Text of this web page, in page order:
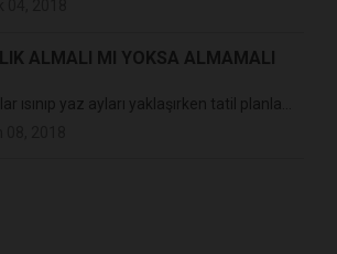
ALMALI MI YOKSA ALMAMALI
ısınıp yaz ayları yaklaşırken tatil planla...